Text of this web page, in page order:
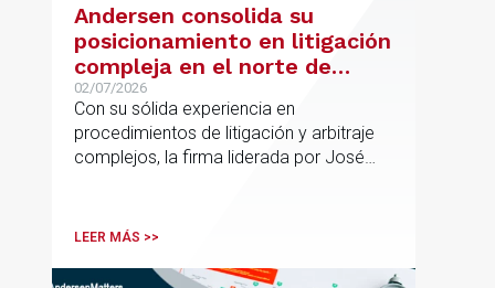
Andersen consolida su
posicionamiento en litigación
compleja en el norte de
España con la incorporación
de Rebeca Larena
02/07/2026
Con su sólida experiencia en
procedimientos de litigación y arbitraje
complejos, la firma liderada por José
posicionamiento en asesoramiento
LEER MÁS >>